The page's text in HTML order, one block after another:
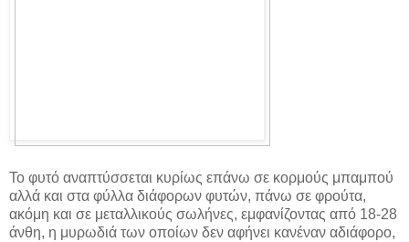
Το φυτό αναπτύσσεται κυρίως επάνω σε κορμούς μπαμπού
αλλά και στα φύλλα διάφορων φυτών, πάνω σε φρούτα,
ακόμη και σε μεταλλικούς σωλήνες, εμφανίζοντας από 18-28
άνθη, η μυρωδιά των οποίων δεν αφήνει κανέναν αδιάφορο,